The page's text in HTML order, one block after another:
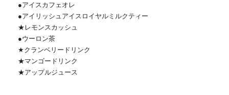
●アイスカフェオレ
●アイリッシュアイスロイヤルミルクティー
★レモンスカッシュ
●ウーロン茶
★クランベリードリンク
★マンゴードリンク
★アップルジュース